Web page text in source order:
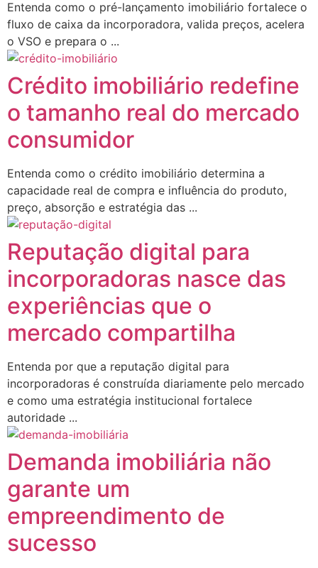
Entenda como o pré-lançamento imobiliário fortalece o
fluxo de caixa da incorporadora, valida preços, acelera
o VSO e prepara o ...
Crédito imobiliário redefine
o tamanho real do mercado
consumidor
Entenda como o crédito imobiliário determina a
capacidade real de compra e influência do produto,
preço, absorção e estratégia das ...
Reputação digital para
incorporadoras nasce das
experiências que o
mercado compartilha
Entenda por que a reputação digital para
incorporadoras é construída diariamente pelo mercado
e como uma estratégia institucional fortalece
autoridade ...
Demanda imobiliária não
garante um
empreendimento de
sucesso